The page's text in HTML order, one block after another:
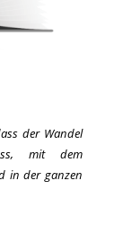
der Wandel
mit dem
in der ganzen